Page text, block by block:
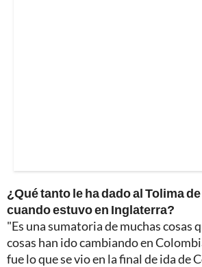
¿Qué tanto le ha dado al Tolima
cuando estuvo en Inglaterra?
"Es una sumatoria de muchas cosas
cosas han ido cambiando en
fue lo que se vio en la final de ida de